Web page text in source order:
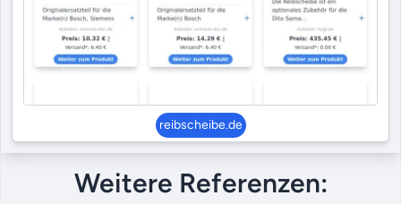
reibscheibe.de
Weitere Referenzen: